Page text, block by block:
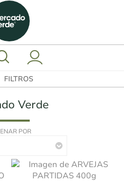
FILTROS
Verde
POR